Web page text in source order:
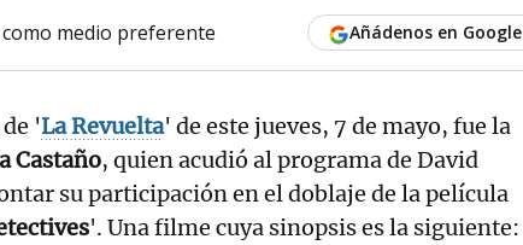
medio preferente Añádenos en Google
'La Revuelta' de este jueves, 7 de mayo, fue la
Castaño, quien acudió al programa de David
su participación en el doblaje de la película
'. Una filme cuya sinopsis es la siguiente: